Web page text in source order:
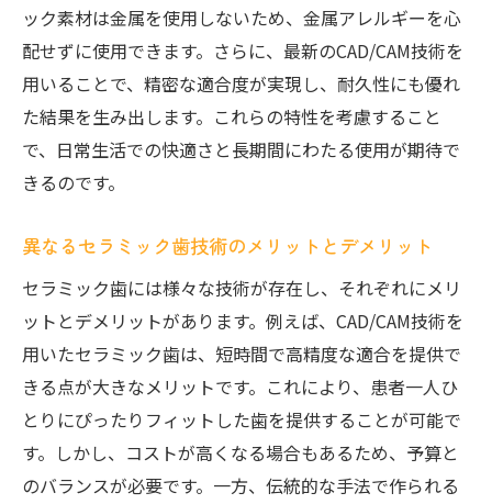
美しい笑顔を手に入れるためのセラミック歯の
比較ガイド
審美性を重視したセラミック歯の選び方
セラミック歯のコストと価値の比較
ライフスタイルに合ったセラミック歯の選
定法
美しい笑顔を実現するためのアドバイス
耐久性と審美性を両立させるセラミック歯の選
定法
長持ちするセラミック歯選びの秘訣
セラミック歯の寿命を延ばすポイント
審美性と耐久性のバランスを考える
ック素材は金属を使用しないため、金属アレルギーを心
配せずに使用できます。さらに、最新のCAD/CAM技術を
用いることで、精密な適合度が実現し、耐久性にも優れ
た結果を生み出します。これらの特性を考慮すること
で、日常生活での快適さと長期間にわたる使用が期待で
きるのです。
異なるセラミック歯技術のメリットとデメリット
セラミック歯には様々な技術が存在し、それぞれにメリ
ットとデメリットがあります。例えば、CAD/CAM技術を
用いたセラミック歯は、短時間で高精度な適合を提供で
きる点が大きなメリットです。これにより、患者一人ひ
とりにぴったりフィットした歯を提供することが可能で
す。しかし、コストが高くなる場合もあるため、予算と
のバランスが必要です。一方、伝統的な手法で作られる